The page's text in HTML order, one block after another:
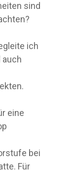
sind
ich
auch
eine
bei
Für